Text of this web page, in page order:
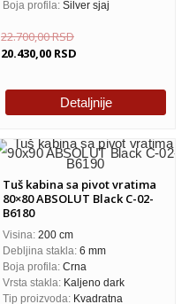
Boja profila: Silver sjaj
22.700,00RSD
20.430,00 RSD
Detaljnije
Tuš kabina sa pivot vratima
80×80 ABSOLUT Black C-02-
B6180
Visina: 200 cm
Debljina stakla: 6 mm
Boja profila: Crna
Vrsta stakla: Kaljeno dark
Tip proizvoda: Kvadratna